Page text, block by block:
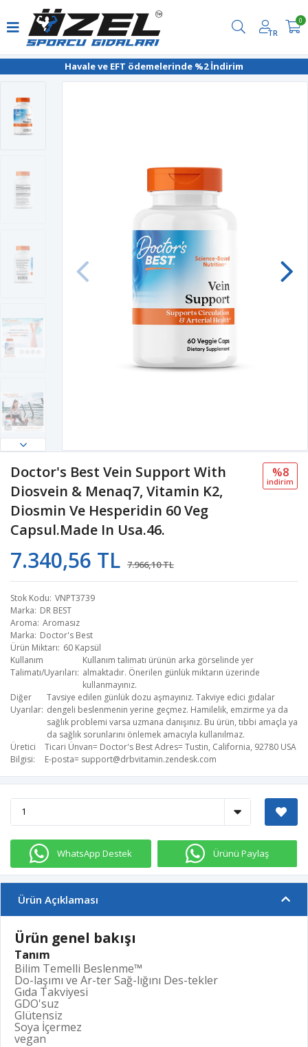
Havale ve EFT ödemelerinde %2 İndirim
TR
0
Doctor's Best Vein Support With
Diosvein & Menaq7, Vitamin K2,
Diosmin Ve Hesperidin 60 Veg
Capsul.Made In Usa.46.
7.340,56 TL 7.966,10 TL
%8
i̇ndi̇ri̇m
Stok Kodu VNPT3739
Marka DR BEST
Aroma Aromasız
Marka Doctor's Best
Ürün Miktarı 60 Kapsül
Kullanım
Talimatı/Uyarıları
Kullanım talimatı ürünün arka görselinde yer
almaktadır. Önerilen günlük miktarın üzerinde
kullanmayınız.
Diğer
Uyarılar
Tavsiye edilen günlük dozu aşmayınız. Takviye edici gıdalar
dengeli beslenmenin yerine geçmez. Hamilelik, emzirme ya da
sağlık problemi varsa uzmana danışınız. Bu ürün, tıbbi amaçla ya
da sağlık sorunlarını önlemek amacıyla kullanılmaz.
Üretici
Bilgisi
Ticari Ünvan= Doctor's Best​ Adres= Tustin, California, 92780 USA
E-posta= support@drbvitamin.zendesk.com
WhatsApp Destek Ürünü Paylaş
Ürün Açıklaması
Ürün genel bakışı
Tanım
Bilim Temelli Beslenme™
Do-laşımı ve Ar-ter Sağ-lığını Des-tekler
Gıda Takviyesi
GDO'suz
Glütensiz
Soya İçermez
vegan